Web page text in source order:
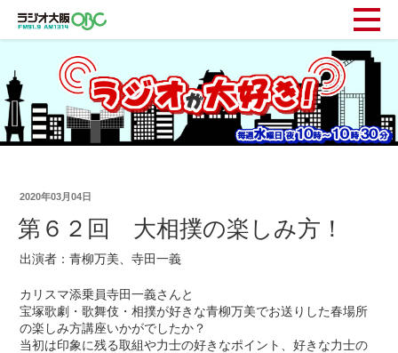
2020年03月04日
第６２回 大相撲の楽しみ方！
出演者：青柳万美、寺田一義
カリスマ添乗員寺田一義さんと
宝塚歌劇・歌舞伎・相撲が好きな青柳万美でお送りした春場所
の楽しみ方講座いかがでしたか？
当初は印象に残る取組や力士の好きなポイント、好きな力士の